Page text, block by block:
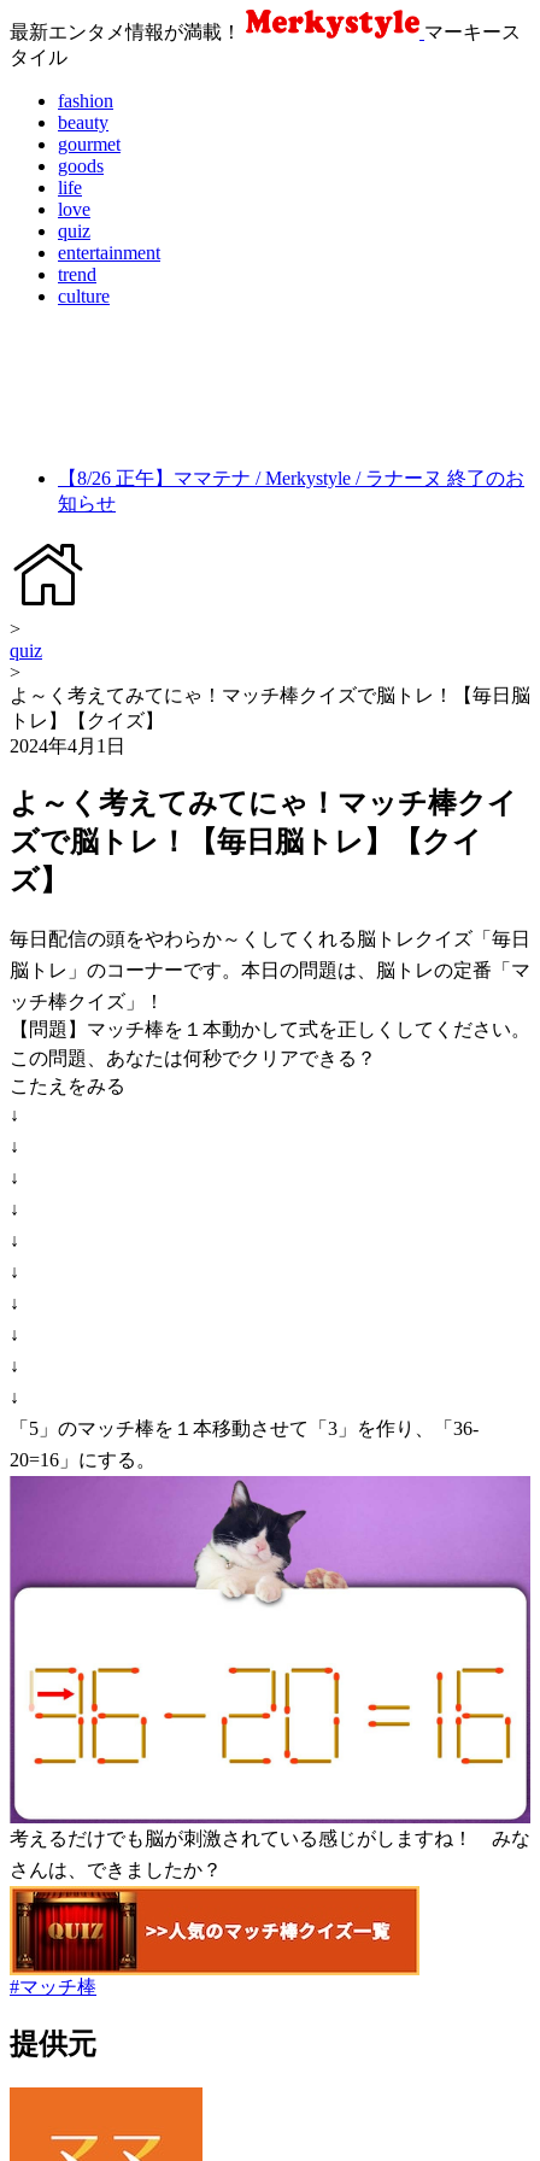
最新エンタメ情報が満載！
マーキース
タイル
fashion
beauty
gourmet
goods
life
love
quiz
entertainment
trend
culture
【8/26 正午】ママテナ / Merkystyle / ラナーヌ 終了のお
知らせ
>
quiz
>
よ～く考えてみてにゃ！マッチ棒クイズで脳トレ！【毎日脳
トレ】【クイズ】
2024年4月1日
よ～く考えてみてにゃ！マッチ棒クイ
ズで脳トレ！【毎日脳トレ】【クイ
ズ】
毎日配信の頭をやわらか～くしてくれる脳トレクイズ「毎日
脳トレ」のコーナーです。本日の問題は、脳トレの定番「マ
ッチ棒クイズ」！
【問題】マッチ棒を１本動かして式を正しくしてください。
この問題、あなたは何秒でクリアできる？
こたえをみる
↓
↓
↓
↓
↓
↓
↓
↓
↓
↓
「5」のマッチ棒を１本移動させて「3」を作り、「36-
20=16」にする。
考えるだけでも脳が刺激されている感じがしますね！ みな
さんは、できましたか？
#マッチ棒
提供元